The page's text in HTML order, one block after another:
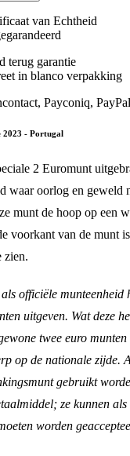
van Echtheid
terug garantie
in blanco verpakking
Payconiq,
2023 - Portugal
2 Euromunt
waar oorlog en geweld
munt de hoop op een
voorkant van de munt
zien.
officiële munteenheid
uitgeven. Wat deze
twee euro munten
op de nationale zijde.
gebruikt
ze kunnen
worden